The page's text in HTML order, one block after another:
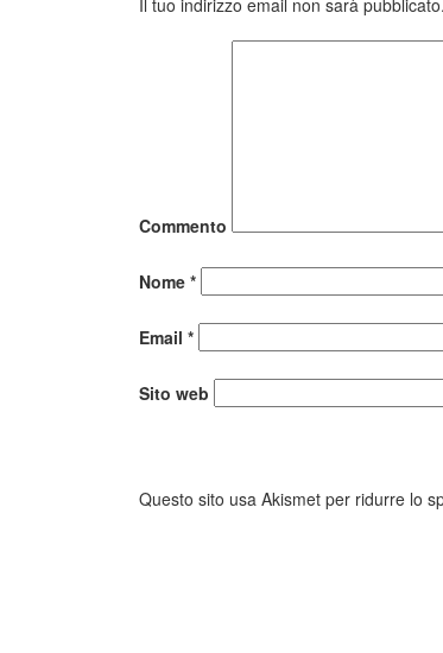
Il tuo indirizzo email non sarà pubblicato.
Commento
Nome *
Email *
Sito web
Questo sito usa Akismet per ridurre lo